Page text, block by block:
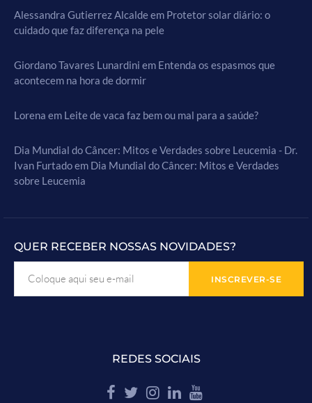
Alessandra Gutierrez Alcaldeem Protetor solar diário: o
cuidado que faz diferença na pele
Giordano Tavares Lunardini em Entenda os espasmos que
acontecem na hora de dormir
Lorena em Leite de vaca faz bem ou mal para a saúde?
Dia Mundial do Câncer: Mitos e Verdades sobre Leucemia - Dr.
Ivan Furtadoem Dia Mundial do Câncer: Mitos e Verdades
sobre Leucemia
QUER RECEBER NOSSAS NOVIDADES?
REDES SOCIAIS